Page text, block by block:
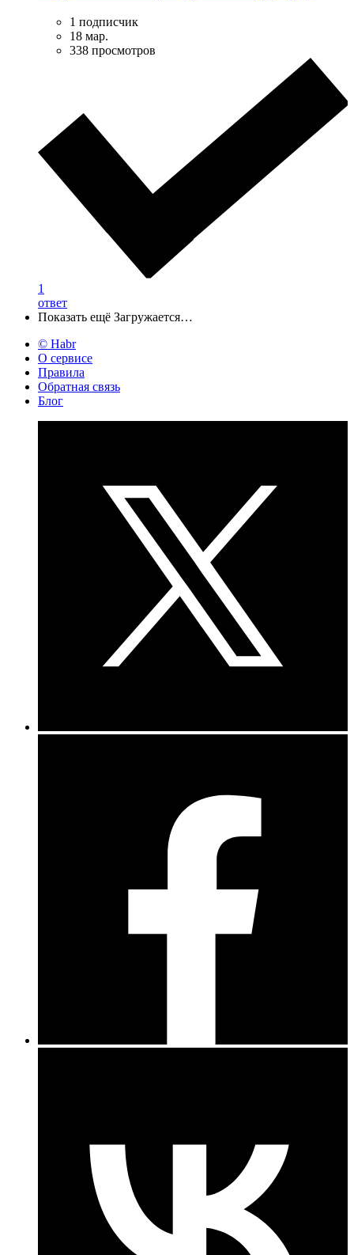
1 подписчик
18 мар.
338 просмотров
1
ответ
Показать ещё Загружается…
© Habr
О сервисе
Правила
Обратная связь
Блог